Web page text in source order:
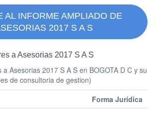
AL INFORME AMPLIADO DE
2017 S A S
a Asesorias 2017 S A S
Asesorias 2017 S A S en BOGOTA D C y su
de consultoria de gestion)
Forma Jurídica